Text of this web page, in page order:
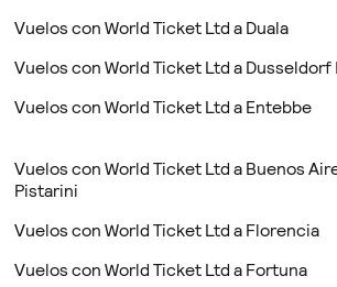
Vuelos con World Ticket Ltd a Duala
Vuelos con World Ticket Ltd a
Vuelos con World Ticket Ltd a Entebbe
Vuelos con World Ticket Ltd a Buenos
Pistarini
Vuelos con World Ticket Ltd a Florencia
Vuelos con World Ticket Ltd a Fortuna